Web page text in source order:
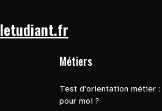
letudiant.fr
Métiers
Test d'orientation métier
pour moi ?